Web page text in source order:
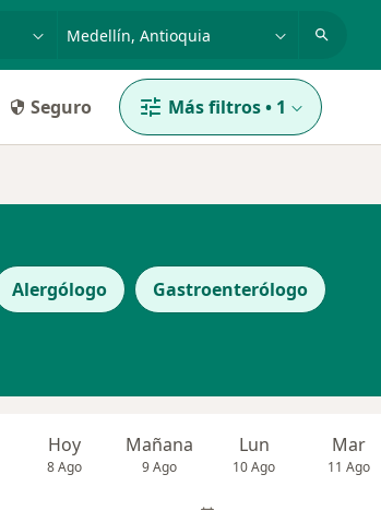
p. ej. Bogotá
Seguro Más filtros• 1
Alergólogo Gastroenterólogo
Hoy
8 Ago
Mañana
9 Ago
Lun
10 Ago
Mar
11 Ago